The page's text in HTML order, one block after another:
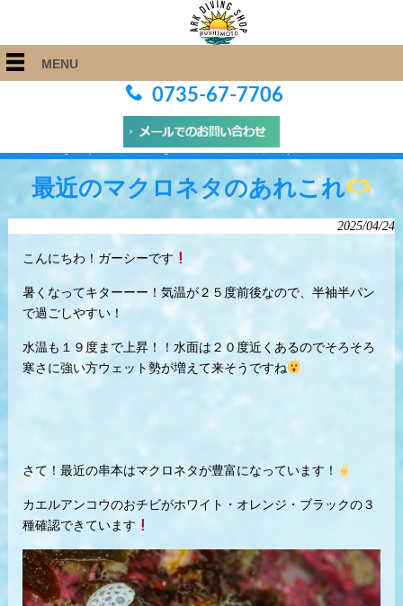
MENU
0735-67-7706
ARK Diving Shop 串本店 > Blog > 最近のマクロネタのあれこれ
最近のマクロネタのあれこれ
2025/04/24
こんにちわ！ガーシーです
暑くなってキターーー！気温が２５度前後なので、半袖半パン
で過ごしやすい！
水温も１９度まで上昇！！水面は２０度近くあるのでそろそろ
寒さに強い方ウェット勢が増えて来そうですね
さて！最近の串本はマクロネタが豊富になっています！
カエルアンコウのおチビがホワイト・オレンジ・ブラックの３
種確認できています